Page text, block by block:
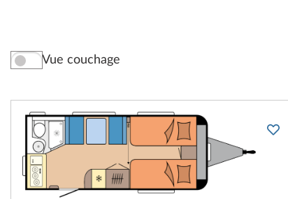
Vue couchage